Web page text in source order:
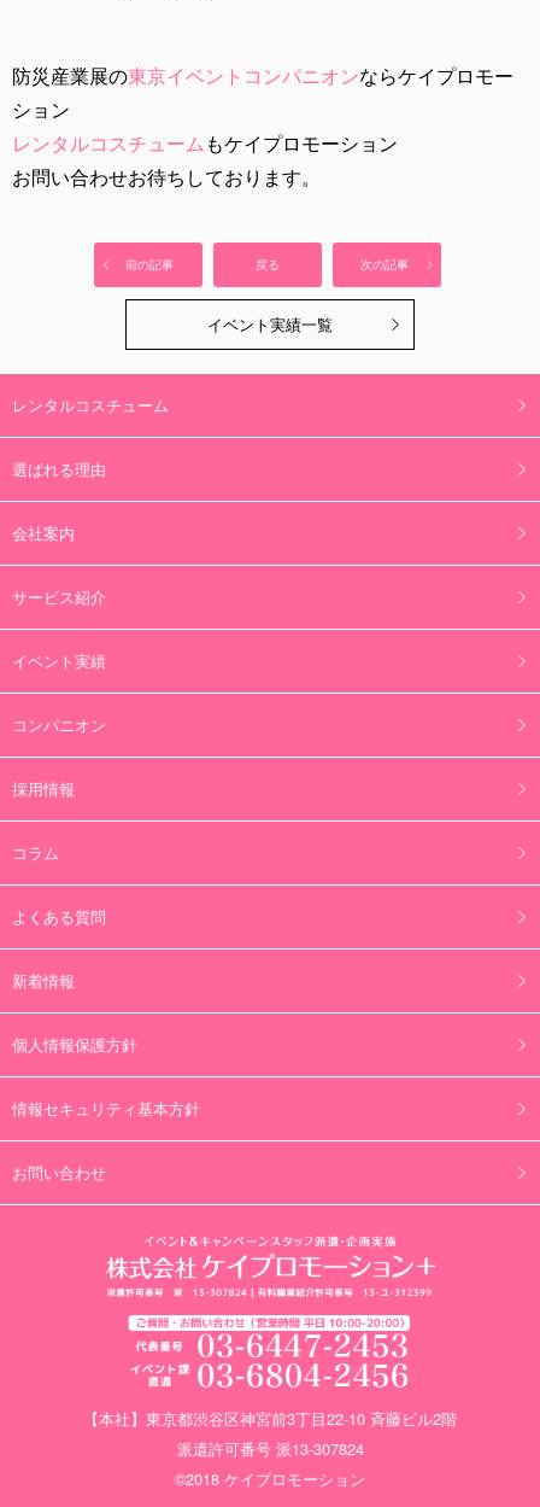
防災産業展の東京イベントコンパニオンならケイプロモー
ション
レンタルコスチュームもケイプロモーション
お問い合わせお待ちしております。
前の記事 戻る 次の記事
イベント実績一覧
レンタルコスチューム
選ばれる理由
会社案内
サービス紹介
イベント実績
コンパニオン
採用情報
コラム
よくある質問
新着情報
個人情報保護方針
情報セキュリティ基本方針
お問い合わせ
【本社】東京都渋谷区神宮前3丁目22-10 斉藤ビル2階
派遣許可番号 派13-307824
©2018 ケイプロモーション